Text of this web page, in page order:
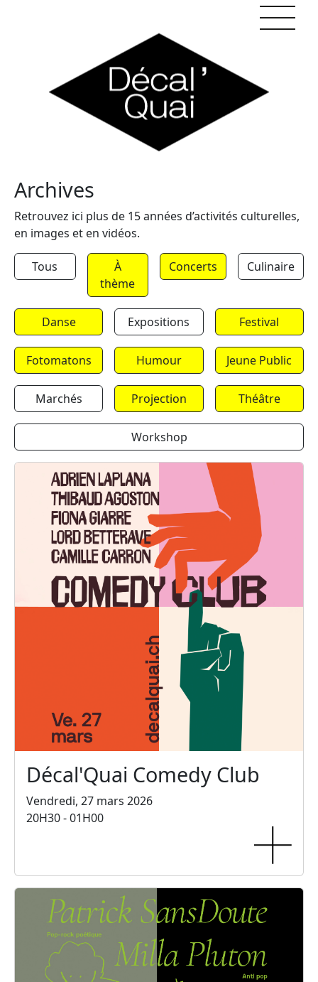
Archives
Retrouvez ici plus de 15 années d’activités culturelles,
en images et en vidéos.
Tous
À
thème
Concerts Culinaire
Danse Expositions Festival
Fotomatons Humour Jeune Public
Marchés Projection Théâtre
Workshop
Décal'Quai Comedy Club
Vendredi, 27 mars 2026
20H30 - 01H00